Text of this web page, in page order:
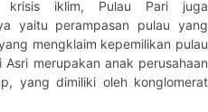
krisis iklim, Pulau Pari juga
yaitu perampasan pulau yang
mengklaim kepemilikan pulau
merupakan anak perusahaan
yang dimiliki oleh konglomerat